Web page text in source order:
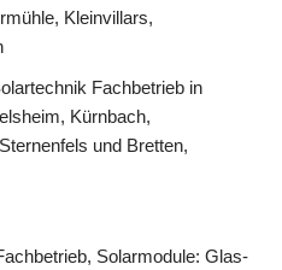
Kleinvillars,
Fachbetrieb in
Kürnbach,
und Bretten,
Solarmodule: Glas-